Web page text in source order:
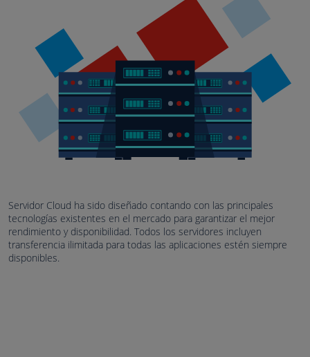
Servidor Cloud ha sido diseñado contando con las principales
tecnologías existentes en el mercado para garantizar el mejor
rendimiento y disponibilidad. Todos los servidores incluyen
transferencia ilimitada para todas las aplicaciones estén siempre
disponibles.